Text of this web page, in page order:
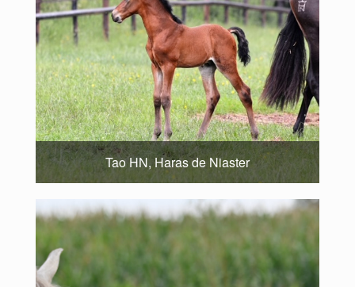
Tao HN, Haras de Niaster